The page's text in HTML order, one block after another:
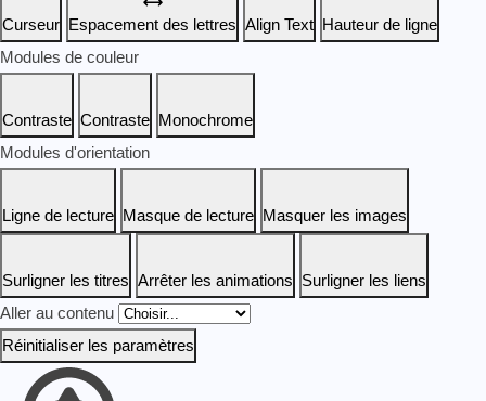
Curseur Espacement des lettres Align Text Hauteur de ligne
Modules de couleur
Contraste Contraste Monochrome
Modules d'orientation
Ligne de lecture Masque de lecture Masquer les images
Surligner les titres Arrêter les animations Surligner les liens
Aller au contenu
Réinitialiser les paramètres